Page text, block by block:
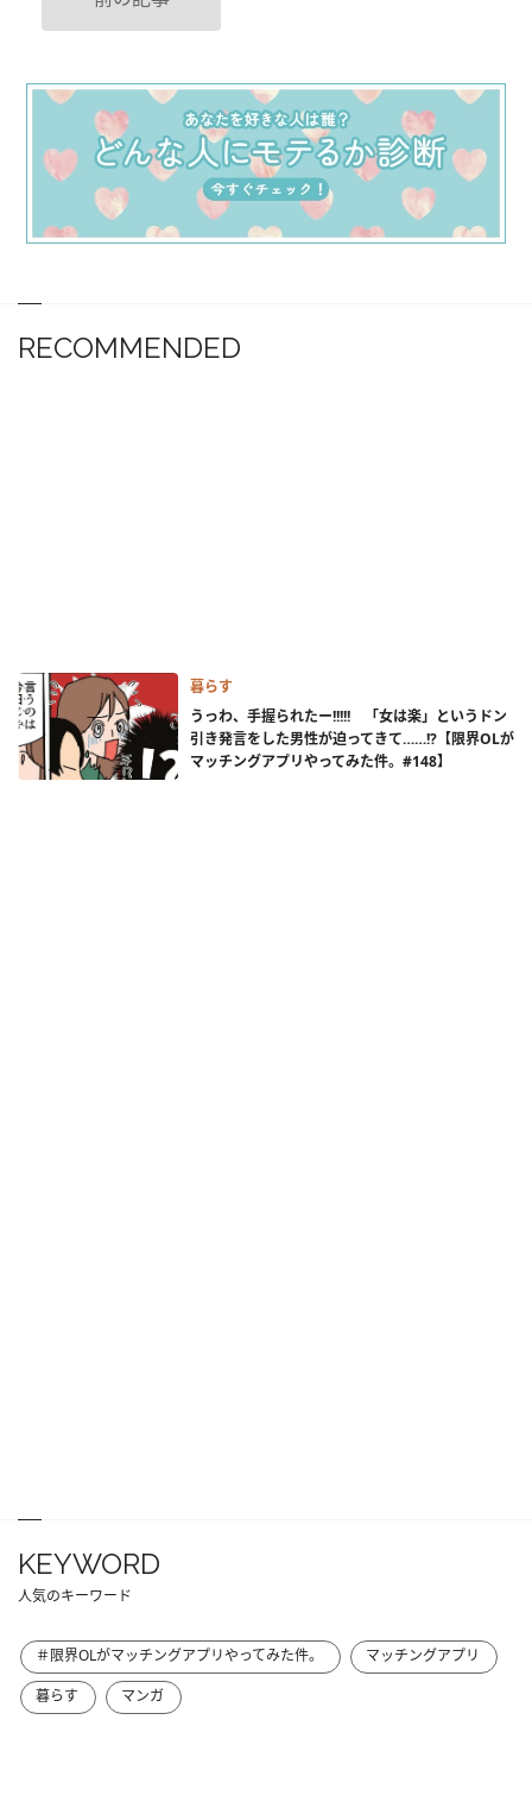
RECOMMENDED
暮らす
うっわ、手握られたー!!!!! 「女は楽」というドン
引き発言をした男性が迫ってきて……!?【限界OLが
マッチングアプリやってみた件。#148】
KEYWORD
人気のキーワード
＃限界OLがマッチングアプリやってみた件。
マッチングアプリ
暮らす
マンガ